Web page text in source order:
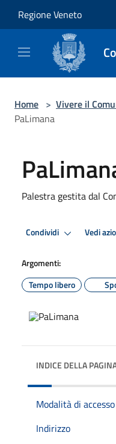
Regione Veneto
Home > Vivere il
PaLimana
Palestra gestita dal
Condividi Vedi
Argomenti:
Tempo libero
INDICE DELLA
Modalità di accesso
Indirizzo